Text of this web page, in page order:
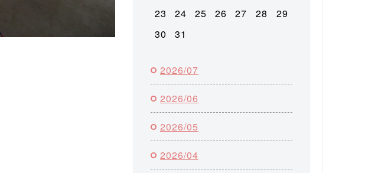
23
24 25 26 27 28
29
30
31
2026/07
2026/06
2026/05
2026/04